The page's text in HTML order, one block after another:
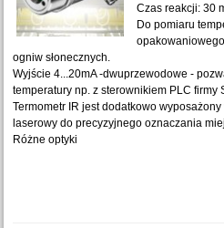
Czas reakcji: 30
Do pomiaru
ogniw słonecznych.
Wyjście 4...20mA -dwuprzewodowe -
temperatury np. z sterownikiem PLC firmy
Termometr IR jest dodatkowo
laserowy do precyzyjnego oznaczania
Różne optyki